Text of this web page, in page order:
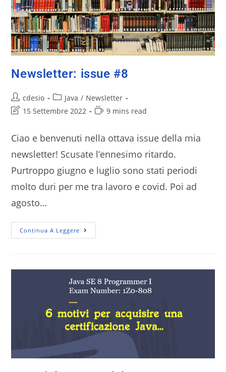
Newsletter: issue #8
cdesio Java / Newsletter
15 Settembre 2022
9 mins read
Ciao e benvenuti nella ottava issue della mia
newsletter! Scusate l’ennesimo ritardo.
Purtroppo giugno e luglio sono stati periodi
molto duri per me tra lavoro e covid. Poi ad
agosto…
Continua A Leggere